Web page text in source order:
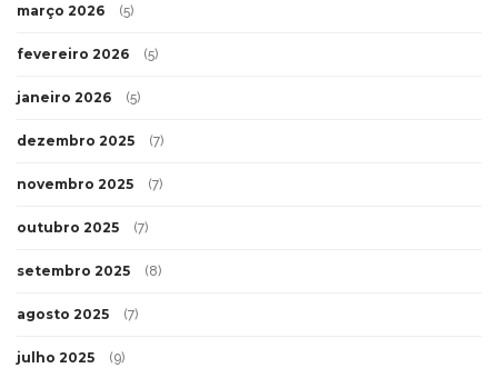
março 2026 (5)
fevereiro 2026 (5)
janeiro 2026 (5)
dezembro 2025 (7)
novembro 2025 (7)
outubro 2025 (7)
setembro 2025 (8)
agosto 2025 (7)
julho 2025 (9)